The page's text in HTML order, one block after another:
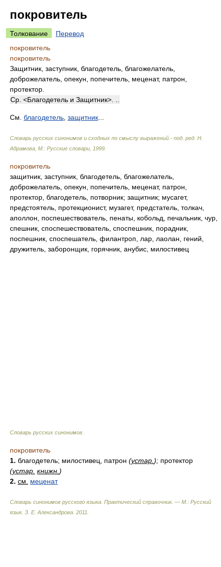
покровитель
Толкование
Перевод
покровитель
покровитель
Защитник, заступник, благодетель, благожелатель,
доброжелатель, опекун, попечитель, меценат, патрон,
протектор.
Ср. <Благодетель и Защитник>. ..
См. благодетель защитник
Словарь русских синонимов и сходных по смыслу выражений.- под. ред. Н.
Абрамова, М.: Русские словари 1999
покровитель
защитник, заступник, благодетель, благожелатель,
доброжелатель, опекун, попечитель, меценат, патрон,
протектор, благодетель, потворник; защитник; мусагет,
предстоятель, протекционист, музагет, предстатель, толкач,
аполлон, поспешествователь, пенаты, кобольд, печальник, чур,
спешник, споспешествователь, споспешник, порадник,
поспешник, споспешатель, филантроп, лар, лаолан, гений,
дружитель, заборонщик, горячник, анубис, милостивец
Словарь русских синонимов
покровитель
1. благодетель; милостивец, патрон (устар. ); протектор
(устар. книжн. )
2. см. меценат
Словарь синонимов русского языка. Практический справочник. — М.: Русский
язык. З. Е. Александрова 2011